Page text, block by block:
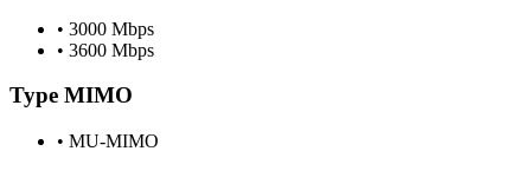
• 3000 Mbps
• 3600 Mbps
Type MIMO
• MU-MIMO